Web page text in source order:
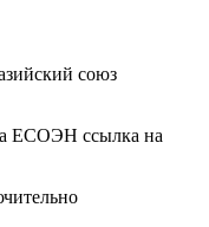
союз
ЕСОЭН ссылка на